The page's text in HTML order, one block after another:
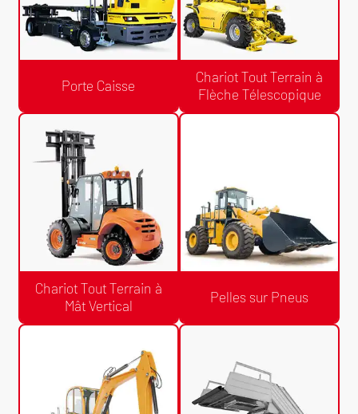
Devis Gratuit /24h
Porte Caisse
Porte Caisse
Devis Gratuit /24h
Chariot Tout Terrain à
Flèche Télescopique
Devis Gratuit /24h
Chariot Tout Terrain à Mât Vertical
Chariot Tout Terrain à
Mât Vertical
Devis Gratuit /24h
Pelles sur Pneus
Pelles sur Pneus